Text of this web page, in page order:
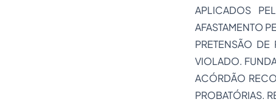
APLICADOS
AFASTAMENTO
PRETENSÃO
VIOLADO.
ACÓRDÃO
PROBATÓRIAS.